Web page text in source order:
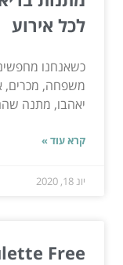
לכל אירוע
כשאנחנו
משפחה, מכרים,
יאהבו, מתנה
קרא עוד »
יונ 18, 2020
Free